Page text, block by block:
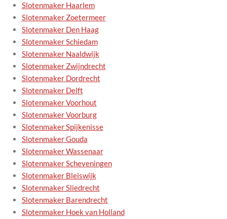
Slotenmaker Haarlem
Slotenmaker Zoetermeer
Slotenmaker Den Haag
Slotenmaker Schiedam
Slotenmaker Naaldwijk
Slotenmaker Zwijndrecht
Slotenmaker Dordrecht
Slotenmaker Delft
Slotenmaker Voorhout
Slotenmaker Voorburg
Slotenmaker Spijkenisse
Slotenmaker Gouda
Slotenmaker Wassenaar
Slotenmaker Scheveningen
Slotenmaker Bleiswijk
Slotenmaker Sliedrecht
Slotenmaker Barendrecht
Slotenmaker Hoek van Holland